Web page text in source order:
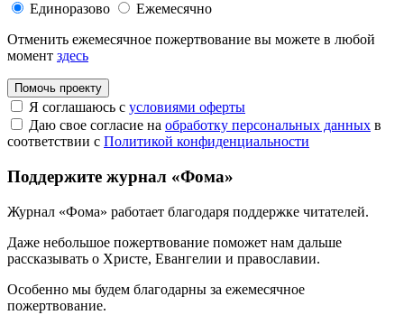
Единоразово
Ежемесячно
Отменить ежемесячное пожертвование вы можете в любой
момент здесь
Помочь проекту
Я соглашаюсь с условиями оферты
Даю свое согласие на обработку персональных данных в
соответствии с Политикой конфиденциальности
Поддержите журнал «Фома»
Журнал «Фома» работает благодаря поддержке читателей.
Даже небольшое пожертвование поможет нам дальше
рассказывать о Христе, Евангелии и православии.
Особенно мы будем благодарны за ежемесячное
пожертвование.